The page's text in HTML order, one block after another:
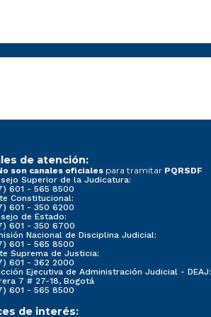
de atención:
son canales oficiales para tramitar PQRSDF
Superior de la Judicatura:
601 - 565 8500
Constitucional:
601 - 350 6200
de Estado:
601 - 350 6700
Nacional de Disciplina Judicial:
601 - 565 8500
Suprema de Justicia:
601 - 362 2000
Ejecutiva de Administración Judicial - DEAJ:
7 # 27-18, Bogotá
601 - 565 8500
de interés: